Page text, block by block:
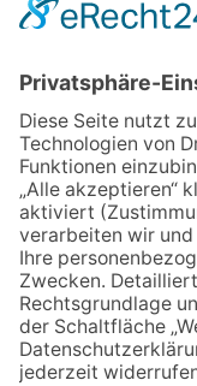
Adaptive Content
Dauerbaustelle?
ÜBER UNS
ANMELDEN
LOGIN
AGB
Impressum
Datenschutz